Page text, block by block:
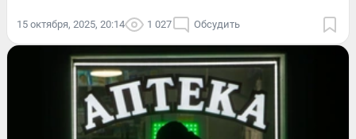
15 октября, 2025, 20:14 1 027 Обсудить